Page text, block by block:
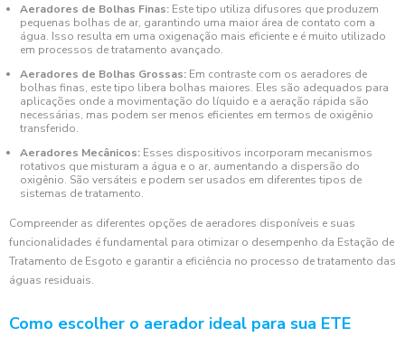
Aeradores de Bolhas Finas: Este tipo utiliza difusores que produzem
pequenas bolhas de ar, garantindo uma maior área de contato com a
água. Isso resulta em uma oxigenação mais eficiente e é muito utilizado
em processos de tratamento avançado.
Aeradores de Bolhas Grossas: Em contraste com os aeradores de
bolhas finas, este tipo libera bolhas maiores. Eles são adequados para
aplicações onde a movimentação do líquido e a aeração rápida são
necessárias, mas podem ser menos eficientes em termos de oxigênio
transferido.
Aeradores Mecânicos: Esses dispositivos incorporam mecanismos
rotativos que misturam a água e o ar, aumentando a dispersão do
oxigênio. São versáteis e podem ser usados em diferentes tipos de
sistemas de tratamento.
Compreender as diferentes opções de aeradores disponíveis e suas
funcionalidades é fundamental para otimizar o desempenho da Estação de
Tratamento de Esgoto e garantir a eficiência no processo de tratamento das
águas residuais.
Como escolher o aerador ideal para sua ETE